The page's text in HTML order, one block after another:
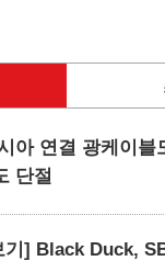
아 연결 광케이블
단절
기] Black Duck,